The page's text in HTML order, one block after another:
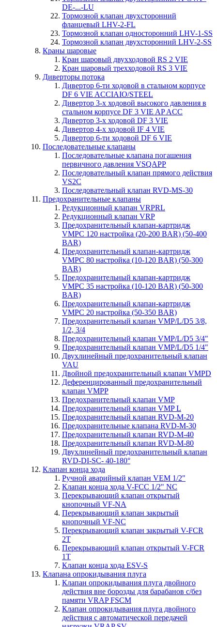
DE-...-LU
Тормозной клапан двухсторонний
фланцевый LHV-2-FL
Тормозной клапан односторонний LHV-1-SS
Тормозной клапан двухсторонний LHV-2-SS
Краны шаровые
Кран шаровый двухходовой RS 2 VIE
Кран шаровый трехходовой RS 3 VIE
Диверторы потока
Дивертор 6-ти ходовой в стальном корпусе
DF 6 VIE ACCIAIO/STEEL
Дивертор 3-х ходовой высокого давления в
стальном корпусе DF 3 VIE AP ACC
Дивертор 3-х ходовой DF 3 VIE
Дивертор 4-х ходовой IF 4 VIE
Дивертор 6-ти ходовой DF 6 VIE
Последовательные клапаны
Последовательные клапана погашения
первичного давления VSQAPP
Последовательный клапан прямого действия
VS2C
Последовательный клапан RVD-MS-30
Предохранительные клапаны
Редукционный клапан VRPRL
Редукционный клапан VRP
Предохранительный клапан-картридж
VMPC 120 настройка (20-200 BAR) (50-400
BAR)
Предохранительный клапан-картридж
VMPC 80 настройка (10-120 BAR) (50-300
BAR)
Предохранительный клапан-картридж
VMPC 35 настройка (10-120 BAR) (50-300
BAR)
Предохранительный клапан-картридж
VMPC 20 настройка (50-350 BAR)
Предохранительный клапан VMP/L/D5 3/8,
1/2, 3/4
Предохранительный клапан VMP/L/D5 3/4"
Предохранительный клапан VMP/L/D5 1/4"
Двухлинейный предохранительный клапан
VAU
Двойной предохранительный клапан VMPD
Деференцированный предохранительный
клапан VMPP
Предохранительный клапан VMP
Предохранительный клапан VMP L
Предохранительный клапан RVD-M-20
Предохранительные клапана RVD-M-30
Предохранительный клапан RVD-M-40
Предохранительный клапан RVD-M-80
Двухлинейный предохранительный клапан
RVD-DI-SC- 40-180°
Клапан конца хода
Ручной аварийный клапан VEM 1/2"
Клапан конца хода V-FCC 1/2" NC
Перекрывающий клапан открытый
кнопочный VF-NA
Перекрывающий клапан закрытый
кнопочный VF-NC
Перекрывающий клапан закрытый V-FCR
2T
Перекрывающий клапан открытый V-FCR
1T
Клапан конца хода ESV-S
Клапана опрокидывания плуга
Клапан опрокидывания плуга двойного
действия вне борозды для барабанов с/без
памяти VRAP FSCM
Клапан опрокидывания плуга двойного
действия с автоматической передачей